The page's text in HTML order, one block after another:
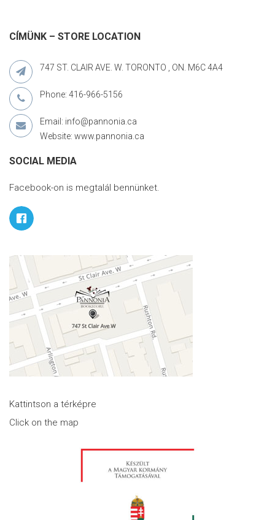
CÍMÜNK – STORE LOCATION
747 ST. CLAIR AVE. W. TORONTO , ON. M6C 4A4
Phone: 416-966-5156
Email: info@pannonia.ca
Website: www.pannonia.ca
SOCIAL MEDIA
Facebook-on is megtalál bennünket.
Kattintson a térképre
Click on the map